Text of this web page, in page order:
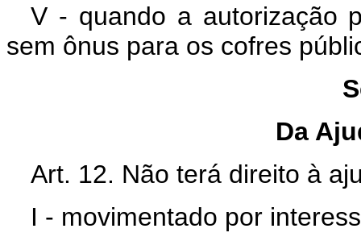
V - quando a autorização
sem ônus para os cofres
Da
Art. 12. Não terá direito à
I - movimentado por